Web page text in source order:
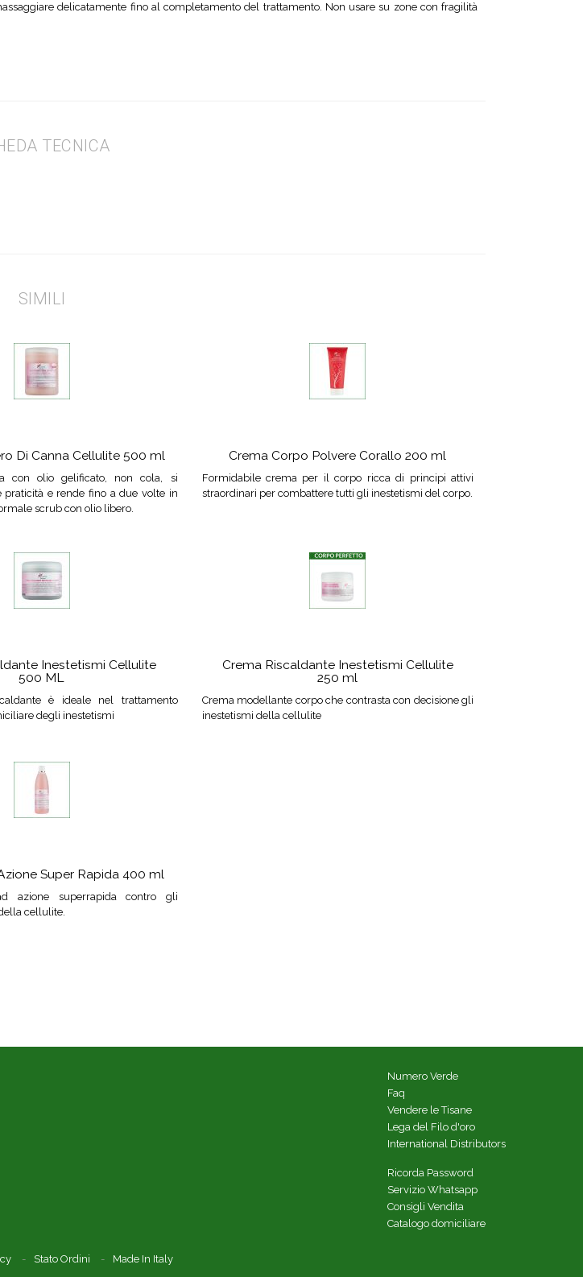
delicatamente fino al completamento del trattamento. Non usare su zone con fragilità
TECNICA
SIMILI
Di Canna Cellulite 500 ml
con olio gelificato, non cola, si
praticità e rende fino a due volte in
scrub con olio libero.
Crema Corpo Polvere Corallo 200 ml
Formidabile crema per il corpo ricca di principi attivi
straordinari per combattere tutti gli inestetismi del corpo.
Inestetismi Cellulite
500 ML
è ideale nel trattamento
degli inestetismi
Crema Riscaldante Inestetismi Cellulite
250 ml
Crema modellante corpo che contrasta con decisione gli
inestetismi della cellulite
Super Rapida 400 ml
azione superrapida contro gli
cellulite.
Numero Verde
Faq
Vendere le Tisane
Lega del Filo d'oro
International Distributors
Ricorda Password
Servizio Whatsapp
Consigli Vendita
Catalogo domiciliare
Stato Ordini Made In Italy